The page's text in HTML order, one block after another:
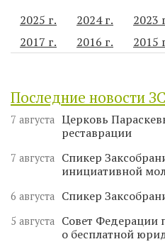
2025 г. 2024 г. 2023
2017 г.
2016 г. 2015
Последние новости ЗС
7 августа Церковь
реставрации
7 августа
Спикер
инициативной
6 августа Спикер
5 августа
Совет Федерации
о бесплатной